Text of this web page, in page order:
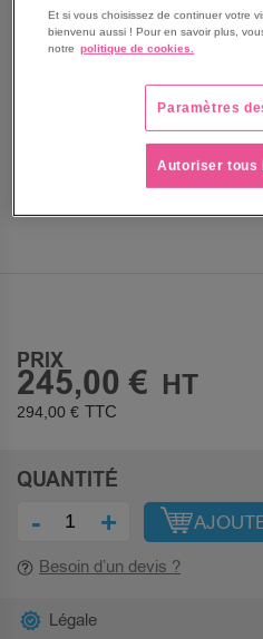
IMAGES
GALLERY
indéformable.
Dessous antidérapant pour
de sécurité.
Bâche finition grain de cuir
Dimensions : 140 x 60 x 60cm.
Voir le descriptif complet
PRIX
245,00 €
294,00 €
QUANTITÉ
- +
Besoin d’un devis ?
Légale
Et si vous choisissez de continuer votre
bienvenu aussi ! Pour en savoir plus,
notre politique de cookies.
Paramètres
Autoriser tous